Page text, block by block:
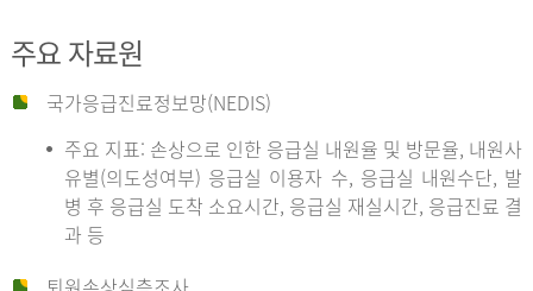
주요 자료원
국가응급진료정보망(NEDIS)
주요 지표: 손상으로 인한 응급실 내원율 및 방문율, 내원사
유별(의도성여부) 응급실 이용자 수, 응급실 내원수단, 발
병 후 응급실 도착 소요시간, 응급실 재실시간, 응급진료 결
과 등